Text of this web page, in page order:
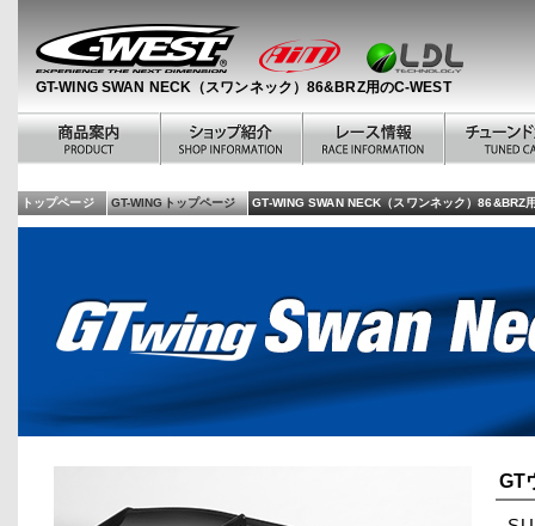
GT-WING SWAN NECK（スワンネック）86&BRZ用のC-WEST
トップページ GT-WINGトップページ GT-WING SWAN NECK（スワンネック）86&BRZ
GT